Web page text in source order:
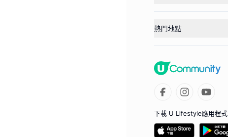
熱門地點
下載 U Lifestyle應用程式